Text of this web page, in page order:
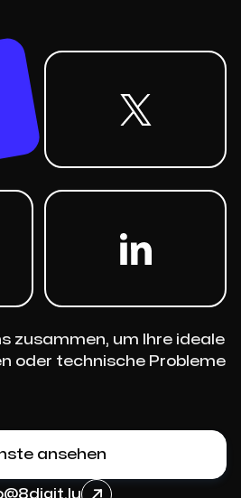
zusammen, um Ihre ideale
oder technische Probleme
ansehen
